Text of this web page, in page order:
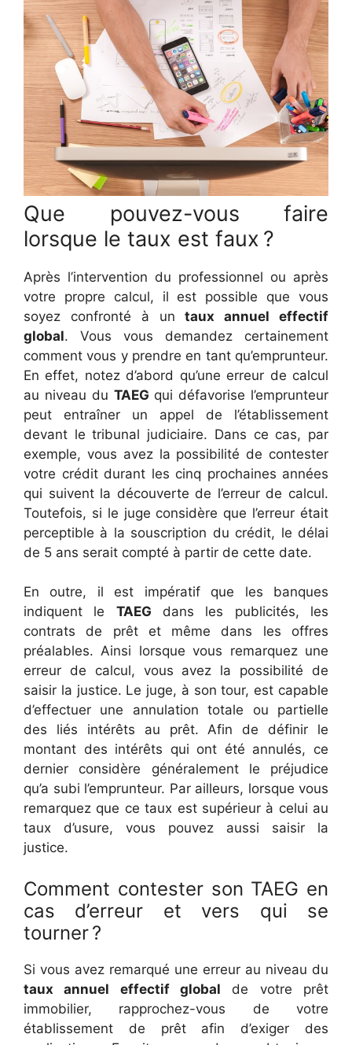
Que pouvez-vous faire
lorsque le taux est faux ?
Après l’intervention du professionnel ou après
votre propre calcul, il est possible que vous
soyez confronté à untaux annuel effectif
global. Vous vous demandez certainement
comment vous y prendre en tant qu’emprunteur.
En effet, notez d’abord qu’une erreur de calcul
au niveau du TAEG qui défavorise l’emprunteur
peut entraîner un appel de l’établissement
devant le tribunal judiciaire. Dans ce cas, par
exemple, vous avez la possibilité de contester
votre crédit durant les cinq prochaines années
qui suivent la découverte de l’erreur de calcul.
Toutefois, si le juge considère que l’erreur était
perceptible à la souscription du crédit, le délai
de 5 ans serait compté à partir de cette date.
En outre, il est impératif que les banques
indiquent le TAEG dans les publicités, les
contrats de prêt et même dans les offres
préalables. Ainsi lorsque vous remarquez une
erreur de calcul, vous avez la possibilité de
saisir la justice. Le juge, à son tour, est capable
d’effectuer une annulation totale ou partielle
des liés intérêts au prêt. Afin de définir le
montant des intérêts qui ont été annulés, ce
dernier considère généralement le préjudice
qu’a subi l’emprunteur. Par ailleurs, lorsque vous
remarquez que ce taux est supérieur à celui au
taux d’usure, vous pouvez aussi saisir la
justice.
Comment contester son TAEG en
cas d’erreur et vers qui se
tourner ?
Si vous avez remarqué une erreur au niveau du
taux annuel effectif global de votre prêt
immobilier, rapprochez-vous de votre
établissement de prêt afin d’exiger des